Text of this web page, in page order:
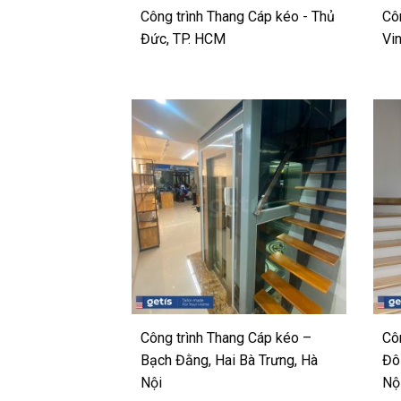
Công trình Thang Cáp kéo - Thủ
Đức, TP. HCM
Công trình Thang Cáp kéo –
Bạch Đằng, Hai Bà Trưng, Hà
Nội
Đô